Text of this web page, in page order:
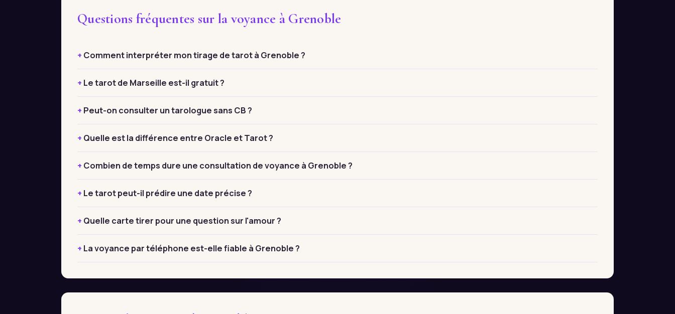
Questions fréquentes sur la voyance à Grenoble
Comment interpréter mon tirage de tarot à Grenoble ?
Le tarot de Marseille est-il gratuit ?
Peut-on consulter un tarologue sans CB ?
Quelle est la différence entre Oracle et Tarot ?
Combien de temps dure une consultation de voyance à Grenoble ?
Le tarot peut-il prédire une date précise ?
Quelle carte tirer pour une question sur l'amour ?
La voyance par téléphone est-elle fiable à Grenoble ?